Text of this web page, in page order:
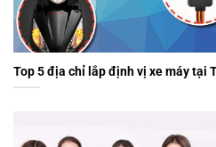
Top 5 địa chỉ lắp định vị xe máy tại